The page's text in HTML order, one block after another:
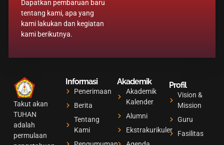
Dapatkan pembaruan baru
tentang kami, apa yang
kami lakukan dan kegiatan
kami berikutnya.
Takut akan
TUHAN
adalah
permulaan
Informasi
Penerimaan
Berita
Tentang
Kami
Akademik
Akademik
Kalender
Alumni
Ekstrakurikuler
Profil
Vision &
Mission
Guru
Fasilitas